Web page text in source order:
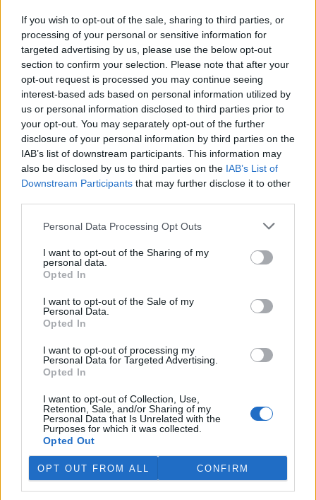
If you wish to opt-out of the sale, sharing to third parties, or
processing of your personal or sensitive information for
targeted advertising by us, please use the below opt-out
section to confirm your selection. Please note that after your
opt-out request is processed you may continue seeing
interest-based ads based on personal information utilized by
us or personal information disclosed to third parties prior to
your opt-out. You may separately opt-out of the further
disclosure of your personal information by third parties on the
IAB’s list of downstream participants. This information may
also be disclosed by us to third parties on the IAB’s List of
Downstream Participants that may further disclose it to other
Personal Data Processing Opt Outs
I want to opt-out of the Sharing of my
personal data.
Opted In
I want to opt-out of the Sale of my
Personal Data.
Opted In
I want to opt-out of processing my
Personal Data for Targeted Advertising.
Opted In
I want to opt-out of Collection, Use,
Retention, Sale, and/or Sharing of my
Personal Data that Is Unrelated with the
Purposes for which it was collected.
Opted Out
OPT OUT FROM ALL CONFIRM
pomníku v Olšině. Připomínat
bude příběh místní kdysi
významné obce s poštou,
četnickou stanicí i několika hostinci, která zanikla zhruba před 80
lety kvůli zřízení vojenského výcvikového prostoru Ralsko.
Opravený pomník chce geopark ukázat na konci srpna při akci
Proměny, která každoročně připomíná historii zaniklých obcí z
tohoto území. ČTK o tom informovala ředitelka Národního
geoparku Ralsko Lenka Mrázová.
Čeští a němečtí ochránci přírody obnoví biodiverzitu
kolem Liberce a Žitavy
Čeští a němečtí ochránci
biologickou rozmanitost na
zemědělské, příměstské a lesní
krajiny v okolí Liberce a německé Žitavy. Na společném
přeshraničním projektu budou spolupracovat tři organizace:
Čmelák – Společnost přátel přírody, Centrum ochrany přírody
Žitavské hory a Mezinárodní centrum setkávání St. Marienthal,
uvedl předseda spolku Čmelák Jan Korytář.
Sklizeň bylinek na Pardubicku je náročná a trvá měsíce
2.8.2026 18:12 | KŘIČEŇ (
mnohem náročnější než
běžných zemědělských plodin.
Zatímco obilí zvládnou
několika týdnů, u bylinek práce trvá měsíce. V Křični na Pardubicku
o tom vědí své, na Statku Junek vrcholí jedna z nejnáročnějších
částí sezony. ČTK to řekla majitelka hospodářství Iva Junková.